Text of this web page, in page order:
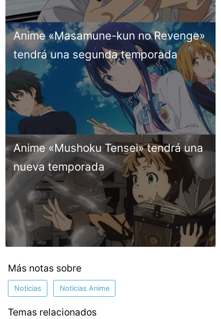
Anime «Masamune-kun no Revenge»
tendrá una segunda temporada
Anime «Mushoku Tensei» tendrá una
nueva temporada
Más notas sobre
Noticias Noticias Anime
Temas relacionados